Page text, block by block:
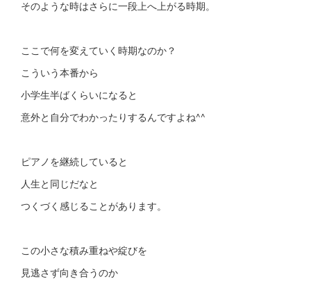
そのような時はさらに一段上へ上がる時期。
ここで何を変えていく時期なのか？
こういう本番から
小学生半ばくらいになると
意外と自分でわかったりするんですよね^^
ピアノを継続していると
人生と同じだなと
つくづく感じることがあります。
この小さな積み重ねや綻びを
見逃さず向き合うのか